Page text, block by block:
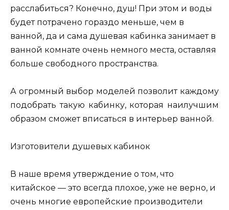
расслабиться? Конечно, душ! При этом и воды
будет потрачено гораздо меньше, чем в
ванной, да и сама душевая кабинка занимает в
ванной комнате очень немного места, оставляя
больше свободного пространства.
А огромный выбор моделей позволит каждому
подобрать такую кабинку, которая наилучшим
образом сможет вписаться в интерьер ванной.
Изготовители душевых кабинок
В наше время утверждение о том, что
китайское — это всегда плохое, уже не верно, и
очень многие европейские производители